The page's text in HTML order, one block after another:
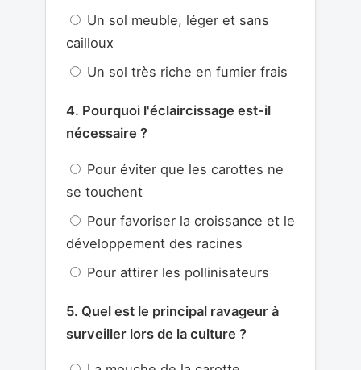
Un sol meuble, léger et sans
cailloux
Un sol très riche en fumier frais
4. Pourquoi l'éclaircissage est-il
nécessaire ?
Pour éviter que les carottes ne
se touchent
Pour favoriser la croissance et le
développement des racines
Pour attirer les pollinisateurs
5. Quel est le principal ravageur à
surveiller lors de la culture ?